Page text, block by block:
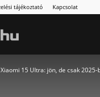
tájékoztató Kapcsolat
Mobilissimo.hu
Xiaomi 15 Ultra: jön, de csak 2025-